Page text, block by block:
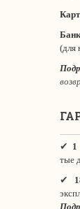
(для
✔ 1
тые
✔